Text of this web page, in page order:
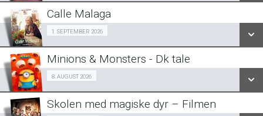
LÆS MERE
SE ALLE DAGE
LÆS MERE
Calle Malaga
1. SEPTEMBER 2026SeniorBio 01/09
SE ALLE DAGE
LÆS MERE
Minions & Monsters - Dk tale
8. AUGUST 2026
SE ALLE DAGE
Skolen med magiske dyr – Filmen